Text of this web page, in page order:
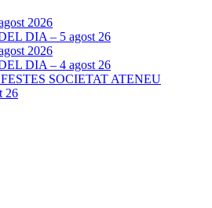
2026
DIA – 5 agost 26
2026
DIA – 4 agost 26
SOCIETAT ATENEU
26